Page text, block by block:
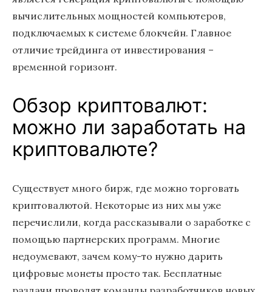
вычислительных мощностей компьютеров,
подключаемых к системе блокчейн. Главное
отличие трейдинга от инвестирования –
временной горизонт.
Обзор криптовалют:
можно ли заработать на
криптовалюте?
Существует много бирж, где можно торговать
криптовалютой. Некоторые из них мы уже
перечислили, когда рассказывали о заработке с
помощью партнерских программ. Многие
недоумевают, зачем кому-то нужно дарить
цифровые монеты просто так. Бесплатные